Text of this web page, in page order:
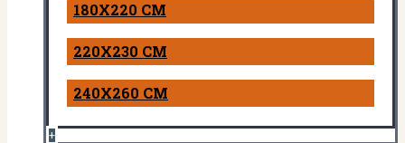
180Х220 СМ
220Х230 СМ
240Х260 СМ
+